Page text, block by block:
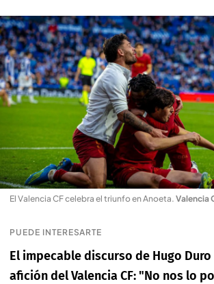
El Valencia CF celebra el triunfo en Anoeta. Valencia
PUEDE INTERESARTE
El impecable discurso de Hugo
afición del Valencia CF: "No nos lo